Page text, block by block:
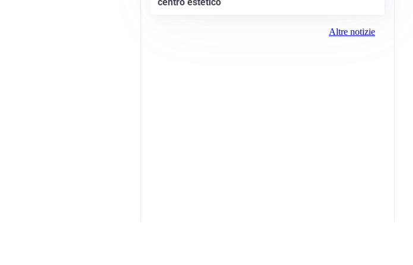
centro estetico
Altre notizie